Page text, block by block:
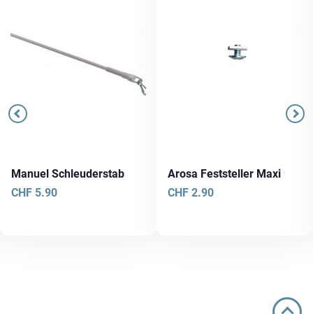
Manuel Schleuderstab
CHF 5.90
Arosa Feststeller Maxi
CHF 2.90